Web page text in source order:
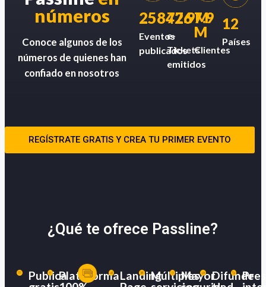
números
Conoce algunos de los
números de quienes han
confiado en nosotros
258426
Eventos
publicados
77.9M
e-
Tickets
emitidos
7.9
M
Clientes
12
Países
REGÍSTRATE GRATIS Y CREA TU PRIMER EVENTO
¿Qué te ofrece Passline?
PublicaPlataformaLandingMúltiplesMayorDifunde